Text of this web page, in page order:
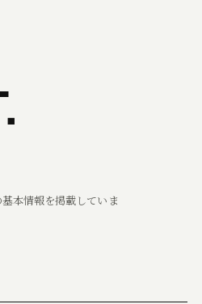
本情報を掲載していま